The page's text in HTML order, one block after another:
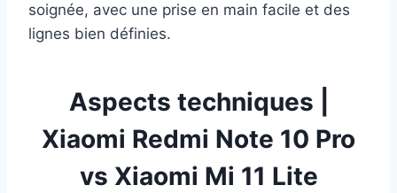
soignée, avec une prise en main facile et des
lignes bien définies.
Aspects techniques |
Xiaomi Redmi Note 10 Pro
vs Xiaomi Mi 11 Lite